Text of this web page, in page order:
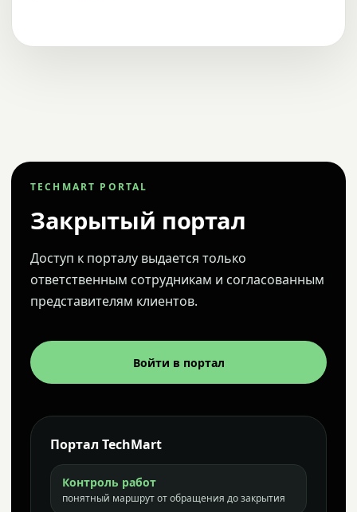
TECHMART PORTAL
Закрытый портал
Доступ к порталу выдается только
ответственным сотрудникам и согласованным
представителям клиентов.
Войти в портал
Портал TechMart
Контроль работ
понятный маршрут от обращения до закрытия